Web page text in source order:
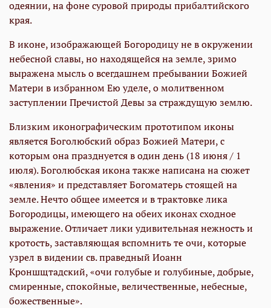
одеянии, на фоне суровой природы прибалтийского
края.
В иконе, изображающей Богородицу не в окружении
небесной славы, но находящейся на земле, зримо
выражена мысль о всегдашнем пребывании Божией
Матери в избранном Ею уделе, о молитвенном
заступлении Пречистой Девы за страждущую землю.
Близким иконографическим прототипом иконы
является Боголюбский образ Божией Матери, с
которым она празднуется в один день (18 июня / 1
июля). Боголюбская икона также написана на сюжет
«явления» и представляет Богоматерь стоящей на
земле. Нечто общее имеется и в трактовке лика
Богородицы, имеющего на обеих иконах сходное
выражение. Отличает лики удивительная нежность и
кротость, заставляющая вспомнить те очи, которые
узрел в видении св. праведный Иоанн
Кроншщтадский, «очи голубые и голубиные, добрые,
смиренные, спокойные, величественные, небесные,
божественные».